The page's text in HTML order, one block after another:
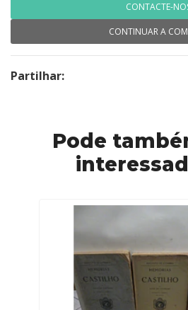
CONTACTE-
CONTINUAR A
Partilhar:
Pode